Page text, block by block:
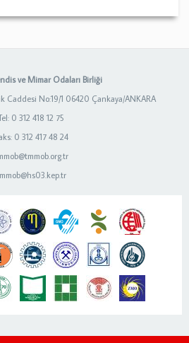
ve Mimar Odaları Birliği
Caddesi No:19/1 06420 Çankaya/ANKARA
0 312 418 12 75
0 312 417 48 24